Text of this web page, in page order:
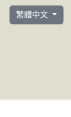
選擇你的語言
繁體中文